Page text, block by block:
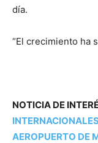
día.
“El crecimiento ha
NOTICIA DE
AEROPUERTO DE